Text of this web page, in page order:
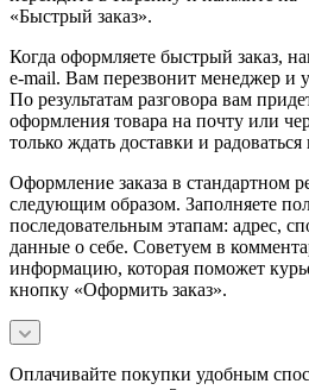
«Быстрый заказ».
Когда оформляете быстрый заказ,
e-mail. Вам перезвонит менеджер и
По результатам разговора вам
оформления товара на почту или
только ждать доставки и
Оформление заказа в стандартном
следующим образом. Заполняете
последовательным этапам: адрес,
данные о себе. Советуем в
информацию, которая поможет
кнопку «Оформить заказ».
Оплачивайте покупки удобным